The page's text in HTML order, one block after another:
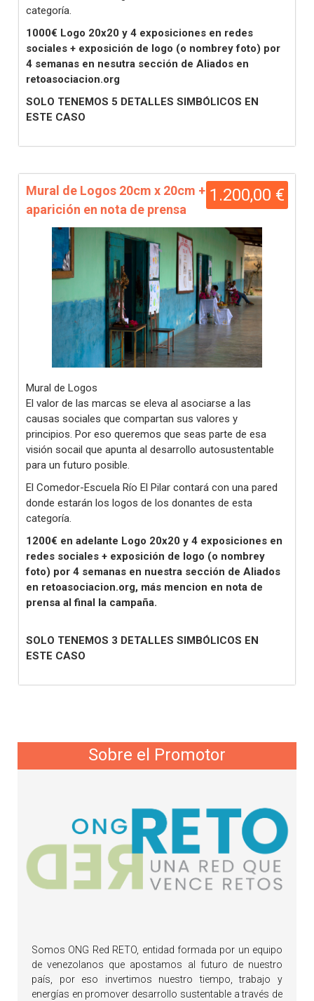
categoría.
1000€ Logo 20x20 y 4 exposiciones en redes
sociales + exposición de logo (o nombrey foto) por
4 semanas en nesutra sección de Aliados en
retoasociacion.org
SOLO TENEMOS 5 DETALLES SIMBÓLICOS EN
ESTE CASO
1.200,00 €
Mural de Logos 20cm x 20cm +
aparición en nota de prensa
Mural de Logos
El valor de las marcas se eleva al asociarse a las
causas sociales que compartan sus valores y
principios. Por eso queremos que seas parte de esa
visión socail que apunta al desarrollo autosustentable
para un futuro posible.
El Comedor-Escuela Río El Pilar contará con una pared
donde estarán los logos de los donantes de esta
categoría.
1200€ en adelante Logo 20x20 y 4 exposiciones en
redes sociales + exposición de logo (o nombrey
foto) por 4 semanas en nuestra sección de Aliados
en retoasociacion.org, más mencion en nota de
prensa al final la campaña.
SOLO TENEMOS 3 DETALLES SIMBÓLICOS EN
ESTE CASO
Sobre el Promotor
Somos ONG Red RETO, entidad formada por un equipo
de venezolanos que apostamos al futuro de nuestro
país, por eso invertimos nuestro tiempo, trabajo y
energías en promover desarrollo sustentable a través de